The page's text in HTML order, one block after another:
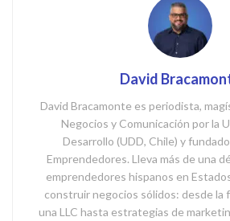
David
David Bracamonte es periodista,
Negocios y Comunicación por la
Desarrollo (UDD, Chile) y
Emprendedores. Lleva más de una
emprendedores hispanos en
construir negocios sólidos: desde la
una LLC hasta estrategias de